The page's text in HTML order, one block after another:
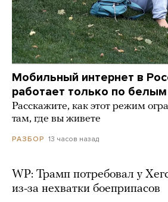
Мобильный интернет в
работает только по
Расскажите, как этот режим
там, где вы живете
РАЗБОР 13 часов назад
WP: Трамп потребовал у
из-за нехватки боеприпасов